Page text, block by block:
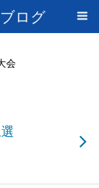
ログ
会